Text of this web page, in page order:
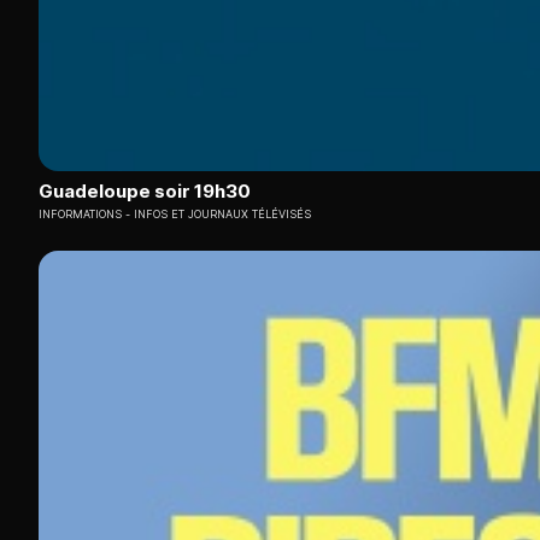
Guadeloupe soir 19h30
INFORMATIONS INFOS ET JOURNAUX TÉLÉVISÉS